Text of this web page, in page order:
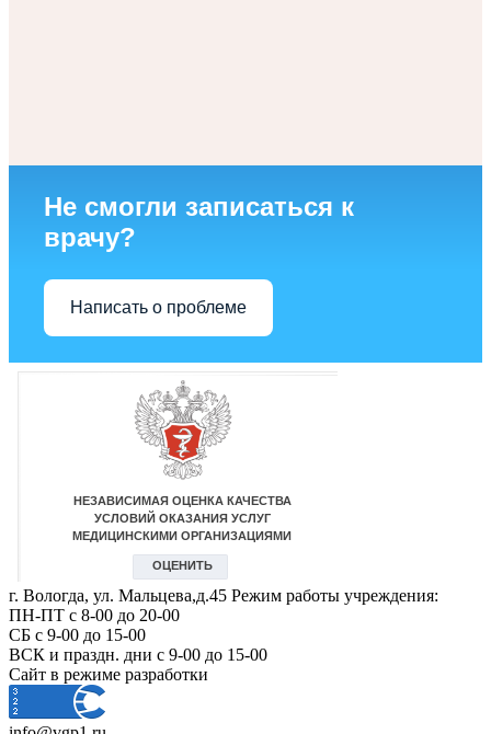
Не смогли записаться к
врачу?
Написать о проблеме
г. Вологда, ул. Мальцева,д.45 Режим работы учреждения:
ПН-ПТ с 8-00 до 20-00
СБ с 9-00 до 15-00
ВСК и праздн. дни с 9-00 до 15-00
Сайт в режиме разработки